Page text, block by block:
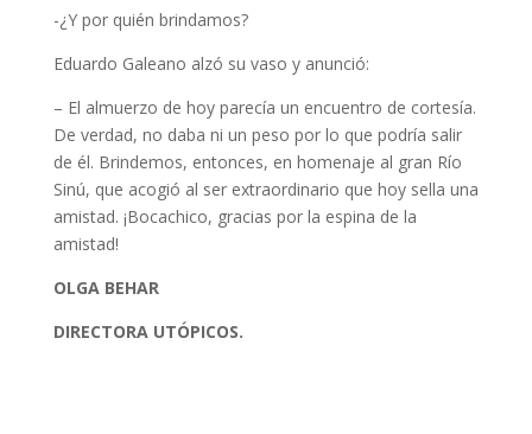
-¿Y por quién brindamos?
Eduardo Galeano alzó su vaso y anunció:
– El almuerzo de hoy parecía un encuentro de cortesía.
De verdad, no daba ni un peso por lo que podría salir
de él. Brindemos, entonces, en homenaje al gran Río
Sinú, que acogió al ser extraordinario que hoy sella una
amistad. ¡Bocachico, gracias por la espina de la
amistad!
OLGA BEHAR
DIRECTORA UTÓPICOS.